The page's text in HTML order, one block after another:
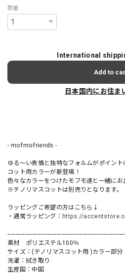
数量
International
Add to
日本国内にお住ま
- mofmofriends -
ゆる〜い表情と独特なフォルムがポイン
コット用カラーが新登場！
色々なカラーをつけたモフモ達と一緒に
※テノリマスコットは別売りとなります。
ラッピングご希望の方はこちら↓
・通常ラッピング： https://
素材 ポリエステル100％
サイズ：(テノリマスコット用 )カラー部
洗濯：拭き取り
生産国：中国